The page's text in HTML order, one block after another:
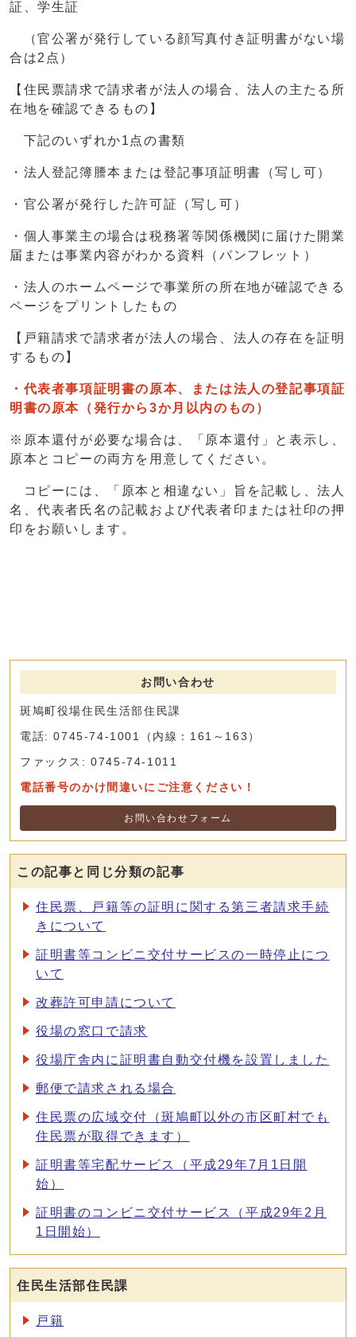
証、学生証
（官公署が発行している顔写真付き証明書がない場
合は2点）
【住民票請求で請求者が法人の場合、法人の主たる所
在地を確認できるもの】
下記のいずれか1点の書類
・法人登記簿謄本または登記事項証明書（写し可）
・官公署が発行した許可証（写し可）
・個人事業主の場合は税務署等関係機関に届けた開業
届または事業内容がわかる資料（パンフレット）
・法人のホームページで事業所の所在地が確認できる
ページをプリントしたもの
【戸籍請求で請求者が法人の場合、法人の存在を証明
するもの】
・代表者事項証明書の原本、または法人の登記事項証
明書の原本（発行から3か月以内のもの）
※原本還付が必要な場合は、「原本還付」と表示し、
原本とコピーの両方を用意してください。
コピーには、「原本と相違ない」旨を記載し、法人
名、代表者氏名の記載および代表者印または社印の押
印をお願いします。
お問い合わせ
斑鳩町役場住民生活部住民課
電話: 0745-74-1001（内線：161～163）
ファックス: 0745-74-1011
電話番号のかけ間違いにご注意ください！
お問い合わせフォーム
この記事と同じ分類の記事
住民票、戸籍等の証明に関する第三者請求手続
きについて
証明書等コンビニ交付サービスの一時停止につ
いて
改葬許可申請について
役場の窓口で請求
役場庁舎内に証明書自動交付機を設置しました
郵便で請求される場合
住民票の広域交付（斑鳩町以外の市区町村でも
住民票が取得できます）
証明書等宅配サービス（平成29年7月1日開
始）
証明書のコンビニ交付サービス（平成29年2月
1日開始）
住民生活部住民課
戸籍